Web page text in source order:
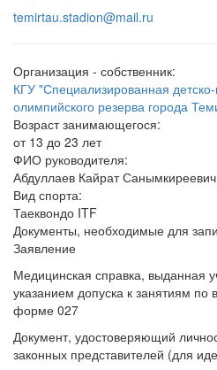
temirtau.stadion@mail.ru
Организация - собственник:
КГУ "Специализированная
олимпийского резерва города
Возраст занимающегося:
от 13 до 23 лет
ФИО руководителя:
Абдуллаев Кайрат Санымкиреевич
Вид спорта:
Таеквондо ITF
Документы, необходимые для
Заявление
Медицинская справка, выданная
указанием допуска к занятиям
форме 027
Документ, удостоверяющий
законных представителей (для